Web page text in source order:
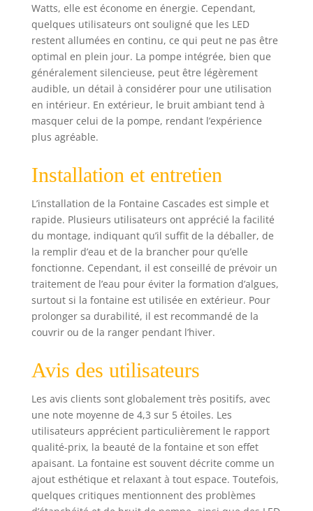
Watts, elle est économe en énergie. Cependant,
quelques utilisateurs ont souligné que les LED
restent allumées en continu, ce qui peut ne pas être
optimal en plein jour. La pompe intégrée, bien que
généralement silencieuse, peut être légèrement
audible, un détail à considérer pour une utilisation
en intérieur. En extérieur, le bruit ambiant tend à
masquer celui de la pompe, rendant l’expérience
plus agréable.
Installation et entretien
L’installation de la Fontaine Cascades est simple et
rapide. Plusieurs utilisateurs ont apprécié la facilité
du montage, indiquant qu’il suffit de la déballer, de
la remplir d’eau et de la brancher pour qu’elle
fonctionne. Cependant, il est conseillé de prévoir un
traitement de l’eau pour éviter la formation d’algues,
surtout si la fontaine est utilisée en extérieur. Pour
prolonger sa durabilité, il est recommandé de la
couvrir ou de la ranger pendant l’hiver.
Avis des utilisateurs
Les avis clients sont globalement très positifs, avec
une note moyenne de 4,3 sur 5 étoiles. Les
utilisateurs apprécient particulièrement le rapport
qualité-prix, la beauté de la fontaine et son effet
apaisant. La fontaine est souvent décrite comme un
ajout esthétique et relaxant à tout espace. Toutefois,
quelques critiques mentionnent des problèmes